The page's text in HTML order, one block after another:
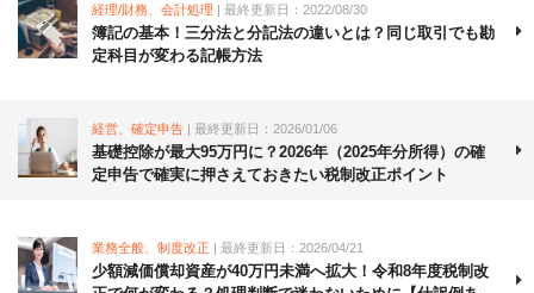
経理/財務、会計処理 | 最終更新日：2022/08/30
簿記の基本！三分法と分記法の違いとは？同じ取引でも勘
定科目が変わる記帳方法
経営、確定申告 | 最終更新日：2026/01/06
基礎控除が最大95万円に？2026年（2025年分所得）の確
定申告で確実に押さえておきたい税制改正ポイント
業務全般、制度改正 | 最終更新日：2026/04/21
少額減価償却資産が40万円未満へ拡大！令和8年度税制改